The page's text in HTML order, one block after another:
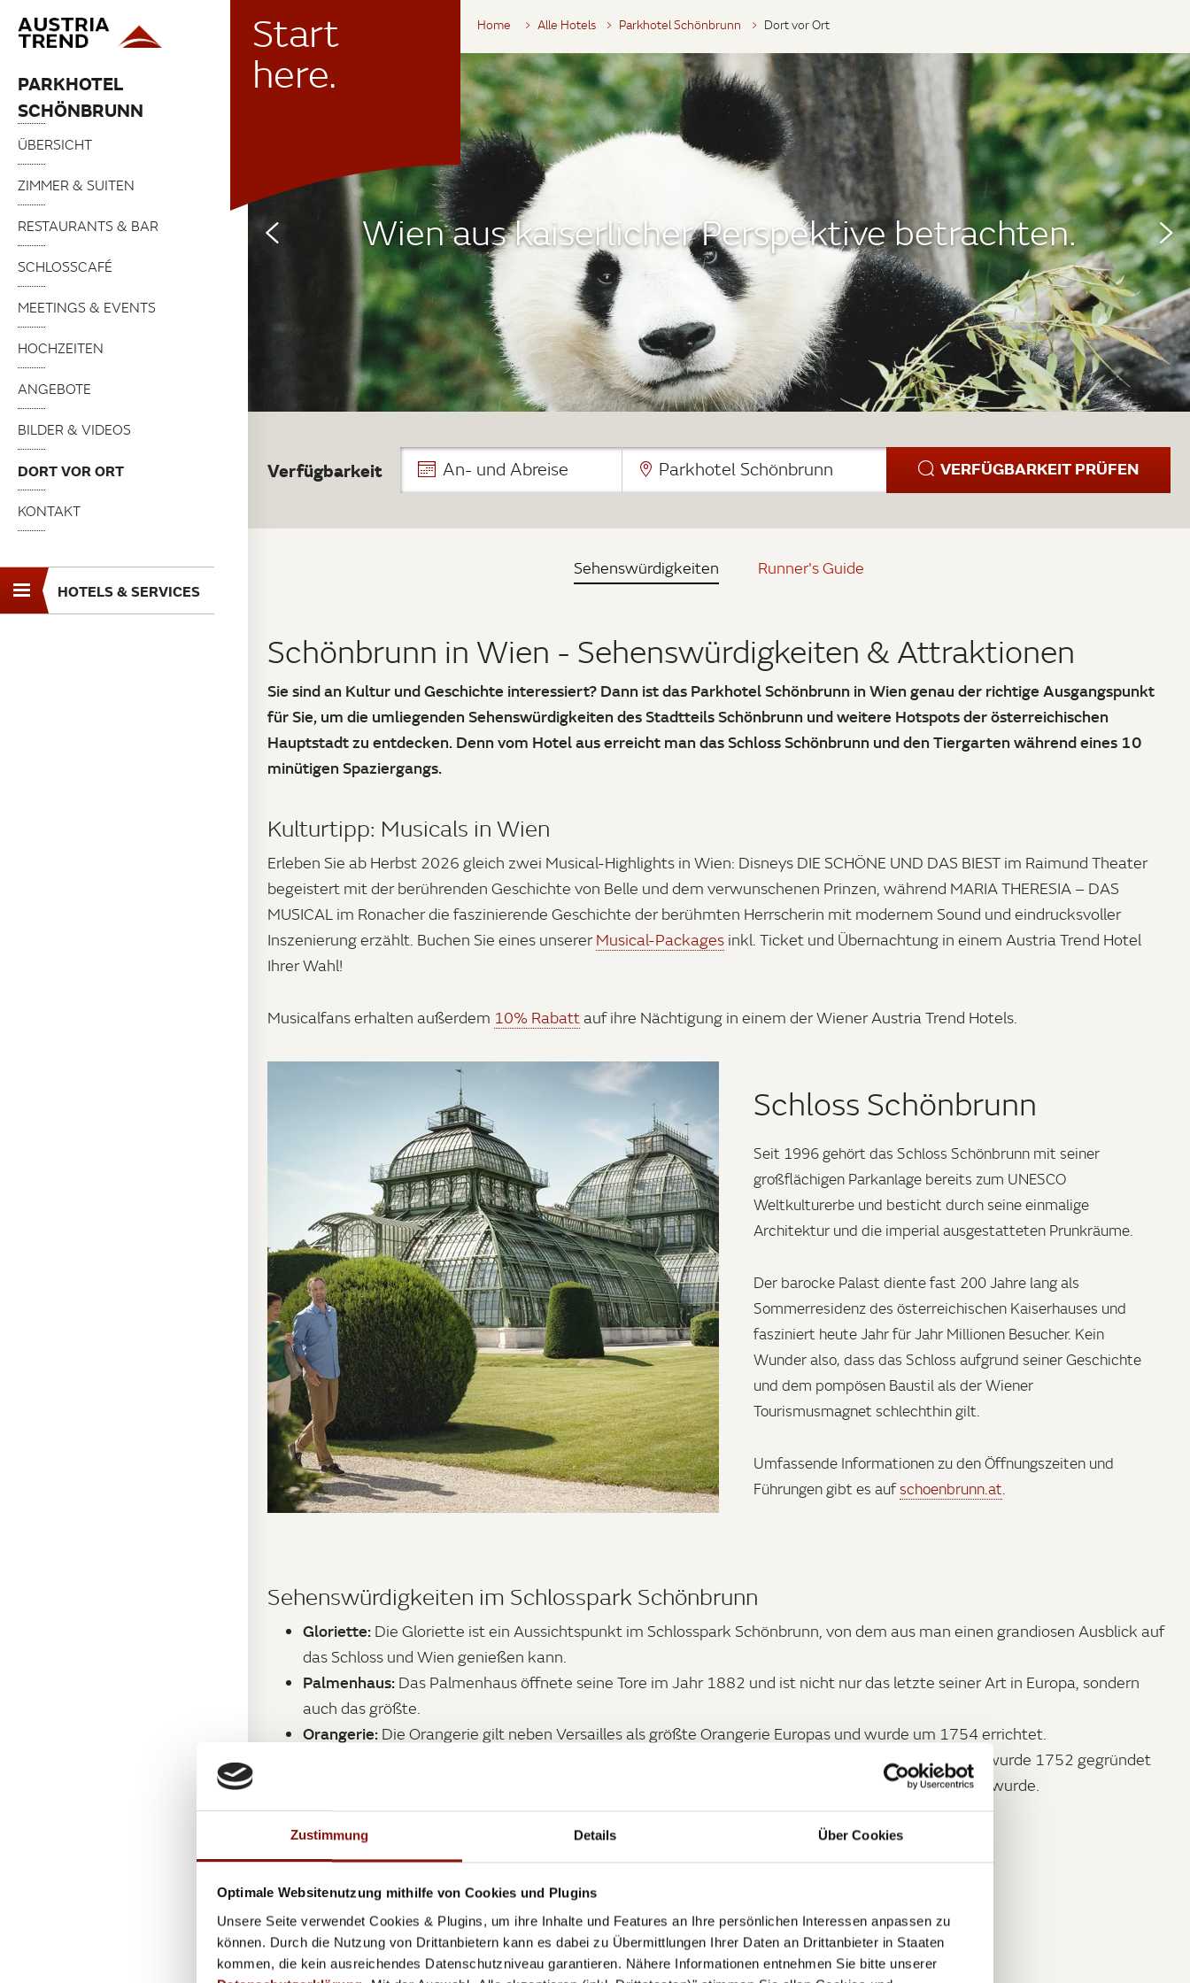
Zustimmung Details Über Cookies
Optimale Websitenutzung mithilfe von Cookies und Plugins
Unsere Seite verwendet Cookies & Plugins, um ihre Inhalte und Features an Ihre persönlichen Interessen anpassen zu
können. Durch die Nutzung von Drittanbietern kann es dabei zu Übermittlungen Ihrer Daten an Drittanbieter in Staaten
kommen, die kein ausreichendes Datenschutzniveau garantieren. Nähere Informationen entnehmen Sie bitte unserer
PARKHOTEL
SCHÖNBRUNN
ÜBERSICHT
ZIMMER & SUITEN
RESTAURANTS & BAR
SCHLOSSCAFÉ
MEETINGS & EVENTS
HOCHZEITEN
ANGEBOTE
BILDER & VIDEOS
DORT VOR ORT
KONTAKT
Toggle
navigation
HOTELS & SERVICES
Start
here.
Home Alle Hotels Parkhotel Schönbrunn Dort vor Ort
Wien aus kaiserlicher Perspektive betrachten.
Verfügbarkeit An- und Abreise Parkhotel Schönbrunn VERFÜGBARKEIT PRÜFEN
Sehenswürdigkeiten Runner's Guide
Schönbrunn in Wien - Sehenswürdigkeiten & Attraktionen
Sie sind an Kultur und Geschichte interessiert? Dann ist das Parkhotel Schönbrunn in Wien genau der richtige Ausgangspunkt
für Sie, um die umliegenden Sehenswürdigkeiten des Stadtteils Schönbrunn und weitere Hotspots der österreichischen
Hauptstadt zu entdecken. Denn vom Hotel aus erreicht man das Schloss Schönbrunn und den Tiergarten während eines 10
minütigen Spaziergangs.
Kulturtipp: Musicals in Wien
Erleben Sie ab Herbst 2026 gleich zwei Musical-Highlights in Wien: Disneys DIE SCHÖNE UND DAS BIEST im Raimund Theater
begeistert mit der berührenden Geschichte von Belle und dem verwunschenen Prinzen, während MARIA THERESIA – DAS
MUSICAL im Ronacher die faszinierende Geschichte der berühmten Herrscherin mit modernem Sound und eindrucksvoller
Inszenierung erzählt. Buchen Sie eines unsererMusical-Packages inkl. Ticket und Übernachtung in einem Austria Trend Hotel
Ihrer Wahl!
Musicalfans erhalten außerdem 10% Rabattauf ihre Nächtigung in einem der Wiener Austria Trend Hotels.
Schloss Schönbrunn
Seit 1996 gehört das Schloss Schönbrunn mit seiner
großflächigen Parkanlage bereits zum UNESCO
Weltkulturerbe und besticht durch seine einmalige
Architektur und die imperial ausgestatteten Prunkräume.
Der barocke Palast diente fast 200 Jahre lang als
Sommerresidenz des österreichischen Kaiserhauses und
fasziniert heute Jahr für Jahr Millionen Besucher. Kein
Wunder also, dass das Schloss aufgrund seiner Geschichte
und dem pompösen Baustil als der Wiener
Tourismusmagnet schlechthin gilt.
Umfassende Informationen zu den Öffnungszeiten und
Führungen gibt es aufschoenbrunn.at.
Sehenswürdigkeiten im Schlosspark Schönbrunn
Gloriette: Die Gloriette ist ein Aussichtspunkt im Schlosspark Schönbrunn, von dem aus man einen grandiosen Ausblick auf
das Schloss und Wien genießen kann.
Palmenhaus: Das Palmenhaus öffnete seine Tore im Jahr 1882 und ist nicht nur das letzte seiner Art in Europa, sondern
auch das größte.
Orangerie: Die Orangerie gilt neben Versailles als größte Orangerie Europas und wurde um 1754 errichtet.
Der Tiergarten gilt als der weltweit älteste und noch existierende Zoo. Er wurde 1752 gegründet
und war erst eine höfische Menagerie, bevor er dann 1778 der Öffentlichkeit zugänglich gemacht wurde.
Zahlreiche Brunnen & weitere Gärten warten bereits darauf entdeckt zu werden.
Jänner bis Februar: 6:30 - 17:30 Uhr
März: 6:30 - 19:00 Uhr
April: 6:30 - 20:00 Uhr